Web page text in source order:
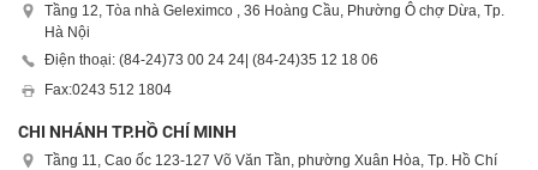
Tầng 12, Tòa nhà Geleximco , 36 Hoàng Cầu, Phường Ô chợ Dừa, Tp.
Hà Nội
Điện thoại: (84-24)73 00 24 24| (84-24)35 12 18 06
Fax:0243 512 1804
CHI NHÁNH TP.HỒ CHÍ MINH
Tầng 11, Cao ốc 123-127 Võ Văn Tần, phường Xuân Hòa, Tp. Hồ Chí